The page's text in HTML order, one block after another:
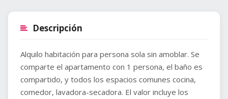
Descripción
Alquilo habitación para persona sola sin amoblar. Se
comparte el apartamento con 1 persona, el baño es
compartido, y todos los espacios comunes cocina,
comedor, lavadora-secadora. El valor incluye los